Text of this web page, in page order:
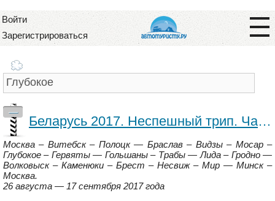
Войти
Зарегистрироваться
—
Беларусь 2017. Неспешный трип. Часть первая
Москва – Витебск – Полоцк — Браслав – Видзы – Мосар –
Глубокое – Гервяты — Гольшаны – Трабы — Лида – Гродно —
Волковыск – Каменюки – Брест – Несвиж – Мир — Минск –
Москва.
26 августа — 17 сентября 2017 года